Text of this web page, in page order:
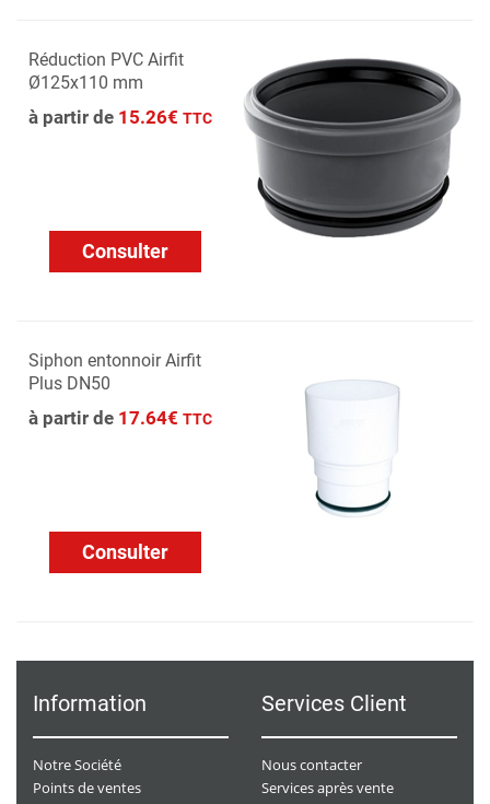
Réduction PVC Airfit
Ø125x110 mm
à partir de 15.26€ TTC
Consulter
Siphon entonnoir Airfit
Plus DN50
à partir de 17.64€ TTC
Consulter
Information
Notre Société
Points de ventes
Services Client
Nous contacter
Services après vente